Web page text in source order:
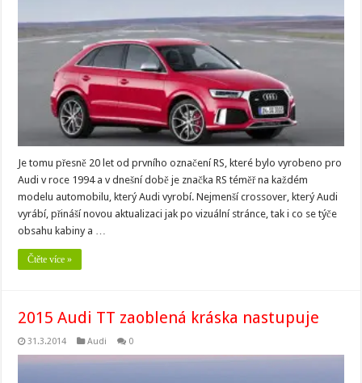
Je tomu přesně 20 let od prvního označení RS, které bylo vyrobeno pro
Audi v roce 1994 a v dnešní době je značka RS téměř na každém
modelu automobilu, který Audi vyrobí. Nejmenší crossover, který Audi
vyrábí, přináší novou aktualizaci jak po vizuální stránce, tak i co se týče
obsahu kabiny a …
Čtěte více »
2015 Audi TT zaoblená kráska nastupuje
31.3.2014 Audi 0